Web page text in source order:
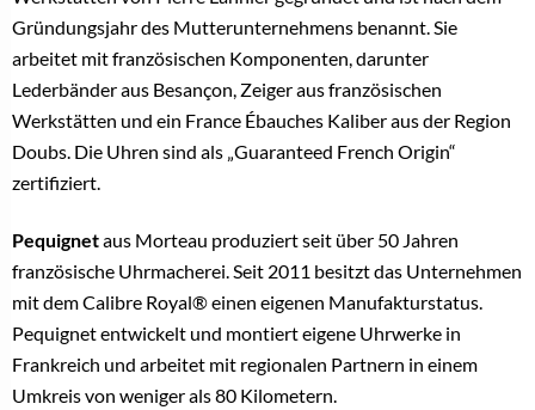
Gründungsjahr des Mutterunternehmens benannt. Sie
arbeitet mit französischen Komponenten, darunter
Lederbänder aus Besançon, Zeiger aus französischen
Werkstätten und ein France Ébauches Kaliber aus der Region
Doubs. Die Uhren sind als „Guaranteed French Origin“
zertifiziert.
Pequignetaus Morteau produziert seit über 50 Jahren
französische Uhrmacherei. Seit 2011 besitzt das Unternehmen
mit dem Calibre Royal® einen eigenen Manufakturstatus.
Pequignet entwickelt und montiert eigene Uhrwerke in
Frankreich und arbeitet mit regionalen Partnern in einem
Umkreis von weniger als 80 Kilometern.